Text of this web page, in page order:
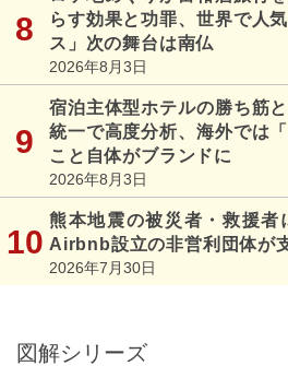
らす効果と功罪、世界で人
ス」次の舞台は南仏
2026年8月3日
宿泊主体型ホテルの勝ち筋
統一で高度分析、海外では
こと自体がブランドに
2026年8月3日
熊本地震の被災者・救援者
Airbnb設立の非営利団体が
2026年7月30日
図解シリーズ